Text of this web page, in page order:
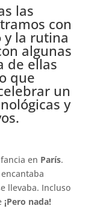
las
con
y la rutina
algunas
de ellas
que
un
y
en París.
llevaba. Incluso
¡Pero nada!